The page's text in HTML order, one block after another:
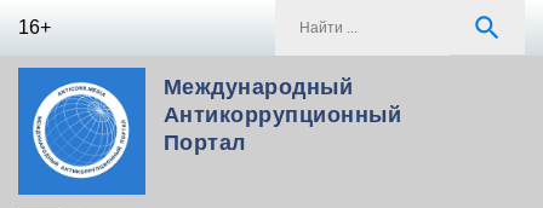
16+ search
Международный
Антикоррупционный
Портал